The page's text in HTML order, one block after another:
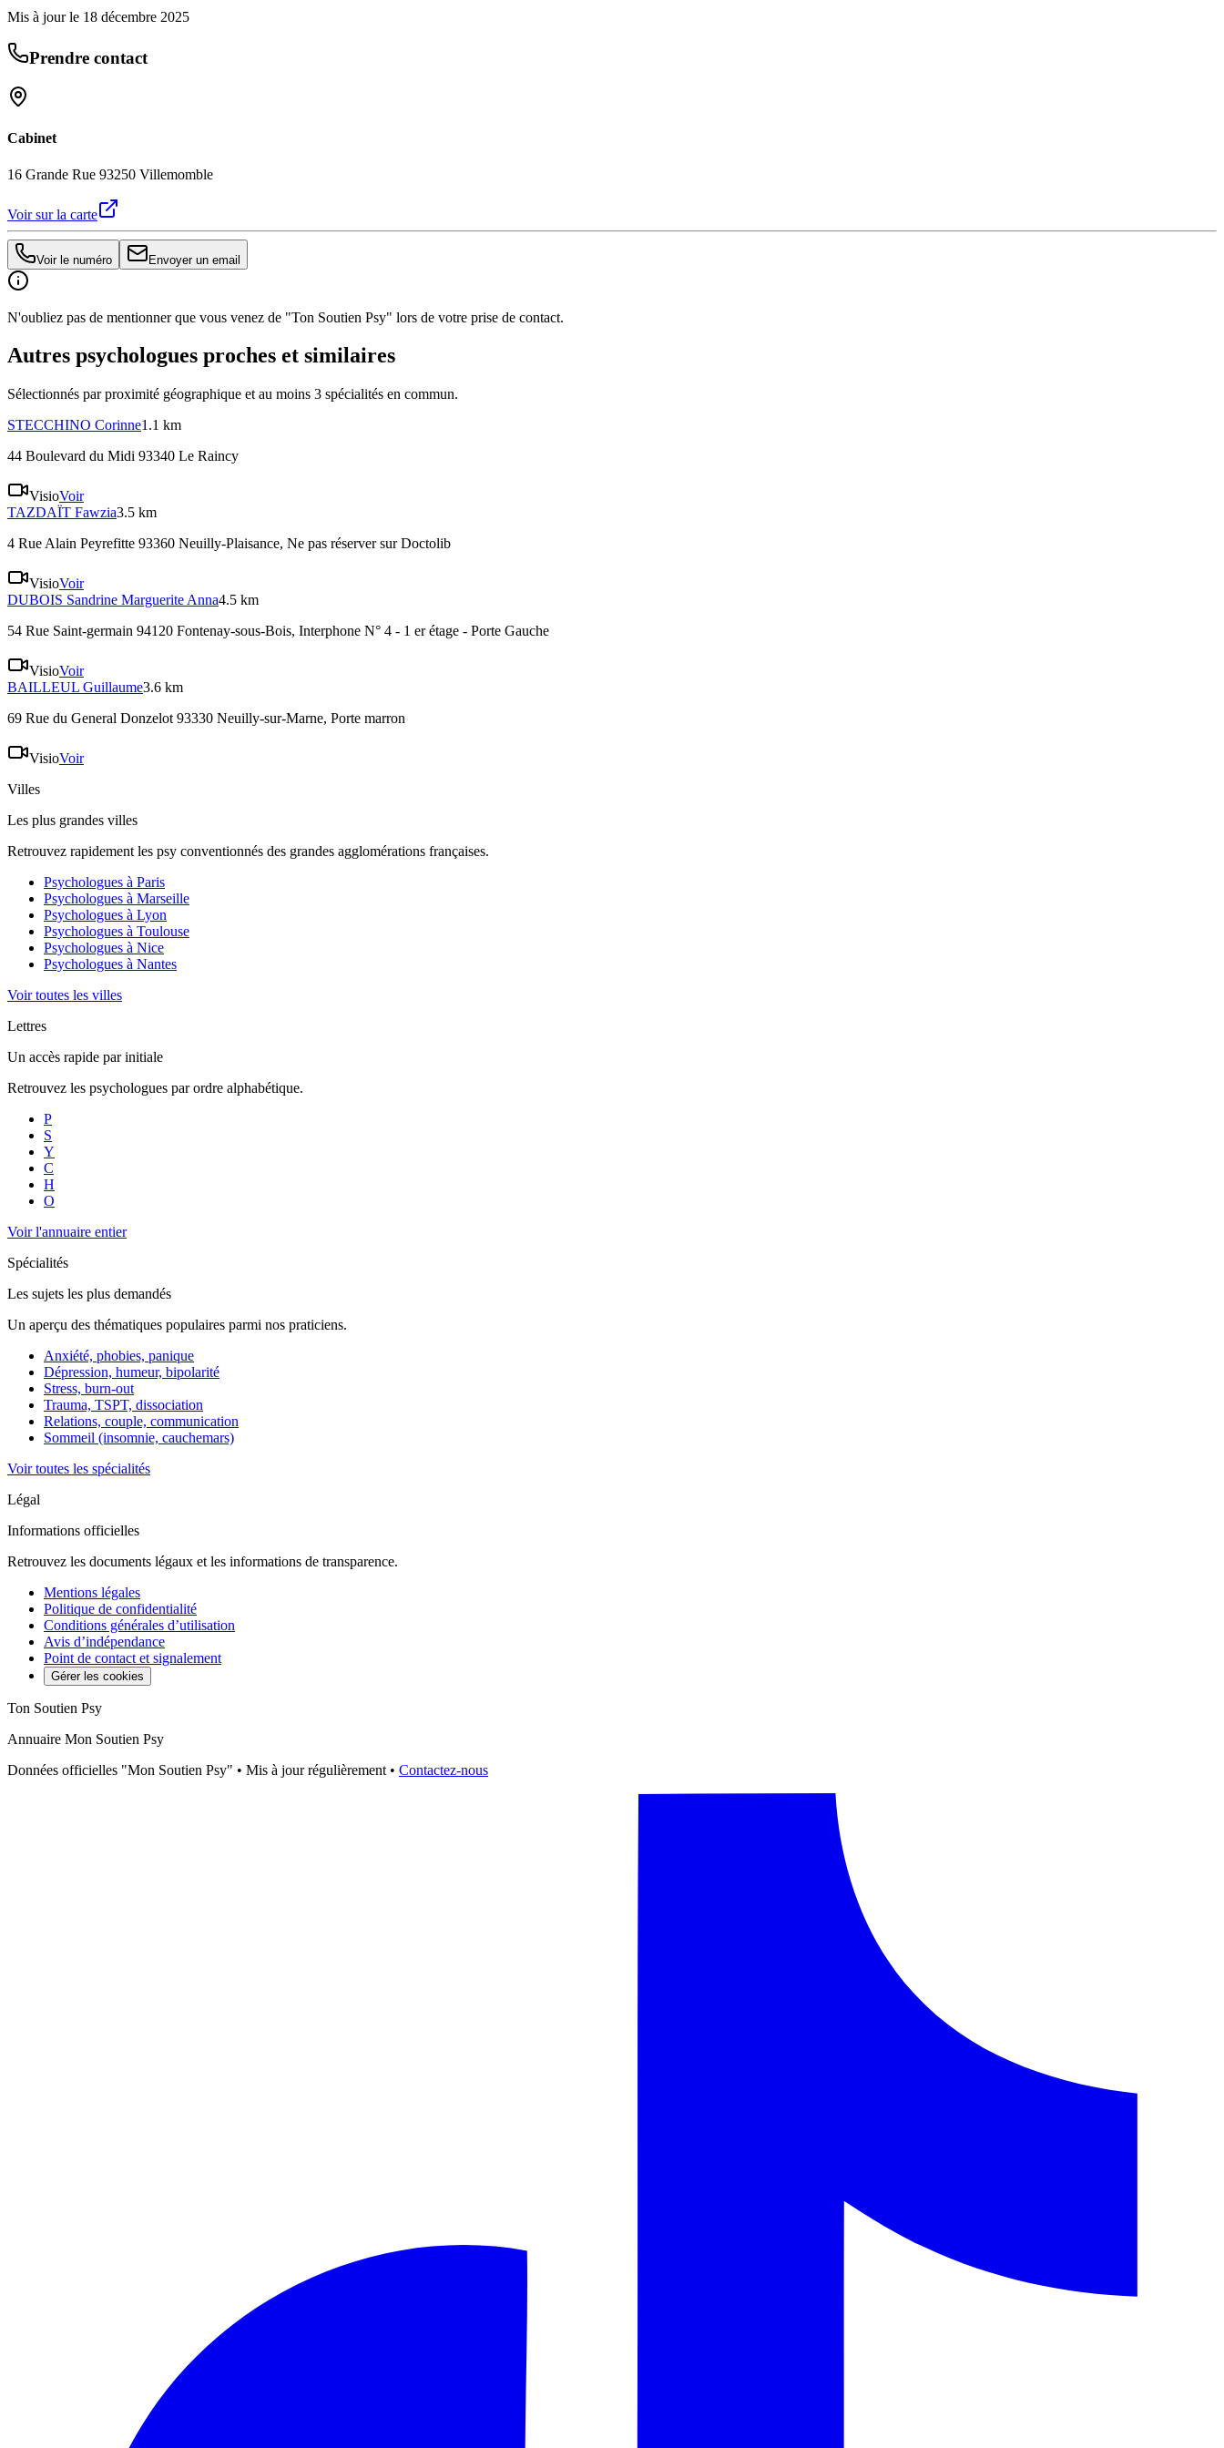
Mis à jour le 18 décembre 2025
Prendre contact
Cabinet
16 Grande Rue 93250 Villemomble
Voir sur la carte
Voir le numéro Envoyer un email
N'oubliez pas de mentionner que vous venez de "Ton Soutien Psy" lors de votre prise de contact.
Autres psychologues proches et similaires
Sélectionnés par proximité géographique et au moins 3 spécialités en commun.
STECCHINO Corinne1.1 km
44 Boulevard du Midi 93340 Le Raincy
VisioVoir
TAZDAÏT Fawzia3.5 km
4 Rue Alain Peyrefitte 93360 Neuilly-Plaisance, Ne pas réserver sur Doctolib
VisioVoir
DUBOIS Sandrine Marguerite Anna4.5 km
54 Rue Saint-germain 94120 Fontenay-sous-Bois, Interphone N° 4 - 1 er étage - Porte Gauche
VisioVoir
BAILLEUL Guillaume3.6 km
69 Rue du General Donzelot 93330 Neuilly-sur-Marne, Porte marron
VisioVoir
Villes
Les plus grandes villes
Retrouvez rapidement les psy conventionnés des grandes agglomérations françaises.
Psychologues à Paris
Psychologues à Marseille
Psychologues à Lyon
Psychologues à Toulouse
Psychologues à Nice
Psychologues à Nantes
Voir toutes les villes
Lettres
Un accès rapide par initiale
Retrouvez les psychologues par ordre alphabétique.
P
S
Y
C
H
O
Voir l'annuaire entier
Spécialités
Les sujets les plus demandés
Un aperçu des thématiques populaires parmi nos praticiens.
Anxiété, phobies, panique
Dépression, humeur, bipolarité
Stress, burn-out
Trauma, TSPT, dissociation
Relations, couple, communication
Sommeil (insomnie, cauchemars)
Voir toutes les spécialités
Légal
Informations officielles
Retrouvez les documents légaux et les informations de transparence.
Mentions légales
Politique de confidentialité
Conditions générales d’utilisation
Avis d’indépendance
Point de contact et signalement
Gérer les cookies
Ton Soutien Psy
Annuaire Mon Soutien Psy
Données officielles "Mon Soutien Psy" • Mis à jour régulièrement • Contactez-nous